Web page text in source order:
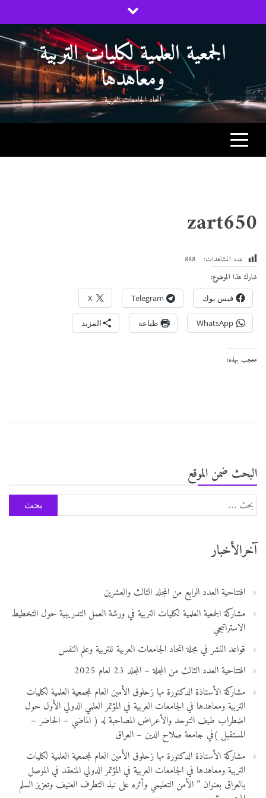
to
الجمعية العلمية لكليات التربية
ومعاهدها
اتحاد الجامعات العربية
zart650
عدد المشاهدات:
888
شارك هذا الموضوع:
فيس بوك Telegram
X
WhatsApp طباعة المزيد
معجب بهذه:
البحث ضمن الموقع
البحث
عن:
آخرالأخبار
افتتاحية العدد الرابع من المجلد الثالث والعشرين
مشاركة الجمعية العلمية لكليات التربية في ورشة العمل التدريبية حول التخطيط
الاستراتيجي
قواعد النشر في مجلة اتحاد الجامعات العربية للتربية وعلم النفس
افتتاحية العدد الثالث من المجلة – المجلد 23 لعام 2025
مشاركة الأستاذة الدكتورة مها زحلوق الأمين العام للجمعية العلمية لكليات
التربية ومعاهدها في الجامعات العربية في المؤتمر العلمي الدولي الأول حول
اضطراب طيف التوحد والأعراض المصاحبة له ( الماضي – الحاضر –
المستقبل )في جامعة صلاح الدين – العراق
مشاركة الأستاذة الدكتورة مها زحلوق الأمين العام للجمعية العلمية لكليات
التربية ومعاهدها في الجامعات العربية في المؤتمر الدولي المنعقد في الموصل
بالعراق بعنوان ” الأمن التعليمي وأثره على نبذ التطرف العنيف وتعزيز السلم